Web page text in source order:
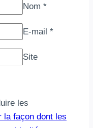
Nom *
E-mail *
Site
les
la façon dont les